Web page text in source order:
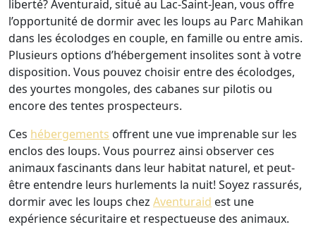
liberté? Aventuraid, situé au Lac-Saint-Jean, vous offre
l’opportunité de dormir avec les loups au Parc Mahikan
dans les écolodges en couple, en famille ou entre amis.
Plusieurs options d’hébergement insolites sont à votre
disposition. Vous pouvez choisir entre des écolodges,
des yourtes mongoles, des cabanes sur pilotis ou
encore des tentes prospecteurs.
Ces hébergements offrent une vue imprenable sur les
enclos des loups. Vous pourrez ainsi observer ces
animaux fascinants dans leur habitat naturel, et peut-
être entendre leurs hurlements la nuit! Soyez rassurés,
dormir avec les loups chez Aventuraid est une
expérience sécuritaire et respectueuse des animaux.